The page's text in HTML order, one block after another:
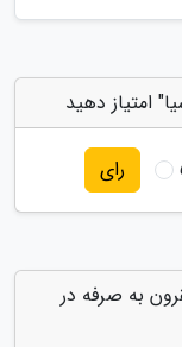
رای
ساحلی مقرون به صرفه در